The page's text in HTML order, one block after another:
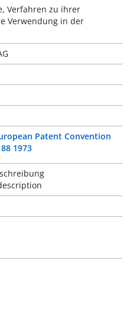
Verfahren zu ihrer
Verwendung in der
Patent Convention
88 1973